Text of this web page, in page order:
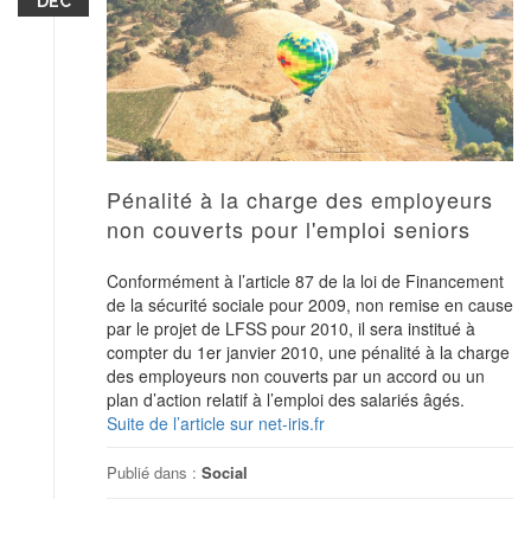
Pénalité à la charge des employeurs
non couverts pour l'emploi seniors
Conformément à l’article 87 de la loi de Financement
de la sécurité sociale pour 2009, non remise en cause
par le projet de LFSS pour 2010, il sera institué à
compter du 1er janvier 2010, une pénalité à la charge
des employeurs non couverts par un accord ou un
plan d’action relatif à l’emploi des salariés âgés.
Suite de l’article sur net-iris.fr
Publié dans : Social